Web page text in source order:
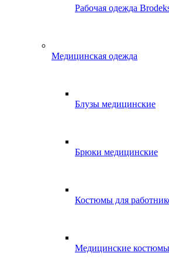
Рабочая одежда
Медицинская одежда
Блузы медицинские
Брюки медицинские
Костюмы для
Медицинские костюмы